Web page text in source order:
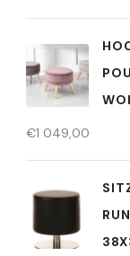
€1 049,00